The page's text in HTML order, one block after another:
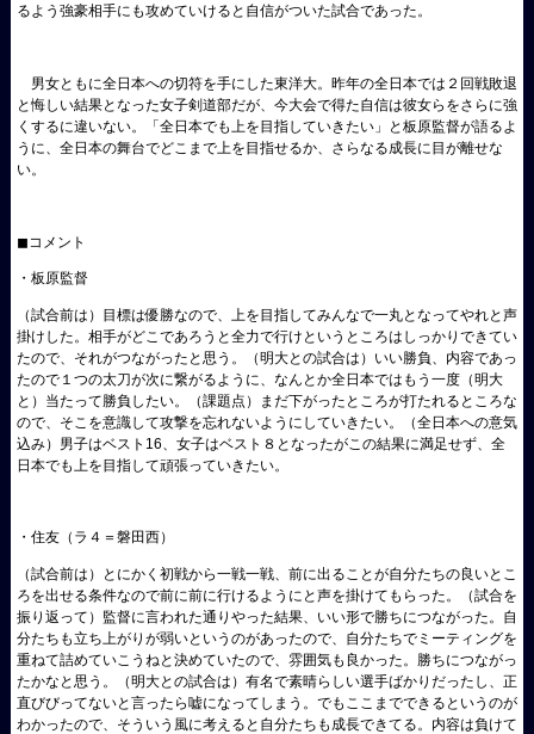
るよう強豪相手にも攻めていけると自信がついた試合であった。
男女ともに全日本への切符を手にした東洋大。昨年の全日本では２回戦敗退
と悔しい結果となった女子剣道部だが、今大会で得た自信は彼女らをさらに強
くするに違いない。「全日本でも上を目指していきたい」と板原監督が語るよ
うに、全日本の舞台でどこまで上を目指せるか、さらなる成長に目が離せな
い。
◼︎コメント
・板原監督
（試合前は）目標は優勝なので、上を目指してみんなで一丸となってやれと声
掛けした。相手がどこであろうと全力で行けというところはしっかりできてい
たので、それがつながったと思う。（明大との試合は）いい勝負、内容であっ
たので１つの太刀が次に繋がるように、なんとか全日本ではもう一度（明大
と）当たって勝負したい。（課題点）まだ下がったところが打たれるところな
ので、そこを意識して攻撃を忘れないようにしていきたい。（全日本への意気
込み）男子はベスト16、女子はベスト８となったがこの結果に満足せず、全
日本でも上を目指して頑張っていきたい。
・住友（ラ４＝磐田西）
（試合前は）とにかく初戦から一戦一戦、前に出ることが自分たちの良いとこ
ろを出せる条件なので前に前に行けるようにと声を掛けてもらった。（試合を
振り返って）監督に言われた通りやった結果、いい形で勝ちにつながった。自
分たちも立ち上がりが弱いというのがあったので、自分たちでミーティングを
重ねて詰めていこうねと決めていたので、雰囲気も良かった。勝ちにつながっ
たかなと思う。（明大との試合は）有名で素晴らしい選手ばかりだったし、正
直びびってないと言ったら嘘になってしまう。でもここまでできるというのが
わかったので、そういう風に考えると自分たちも成長できてる。内容は負けて